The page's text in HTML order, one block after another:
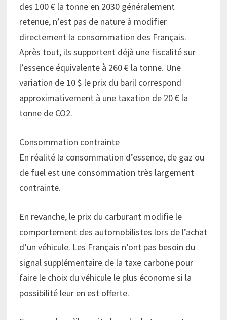
des 100 € la tonne en 2030 généralement
retenue, n’est pas de nature à modifier
directement la consommation des Français.
Après tout, ils supportent déjà une fiscalité sur
l’essence équivalente à 260 € la tonne. Une
variation de 10 $ le prix du baril correspond
approximativement à une taxation de 20 € la
tonne de CO2.
Consommation contrainte
En réalité la consommation d’essence, de gaz ou
de fuel est une consommation très largement
contrainte.
En revanche, le prix du carburant modifie le
comportement des automobilistes lors de l’achat
d’un véhicule. Les Français n’ont pas besoin du
signal supplémentaire de la taxe carbone pour
faire le choix du véhicule le plus économe si la
possibilité leur en est offerte.